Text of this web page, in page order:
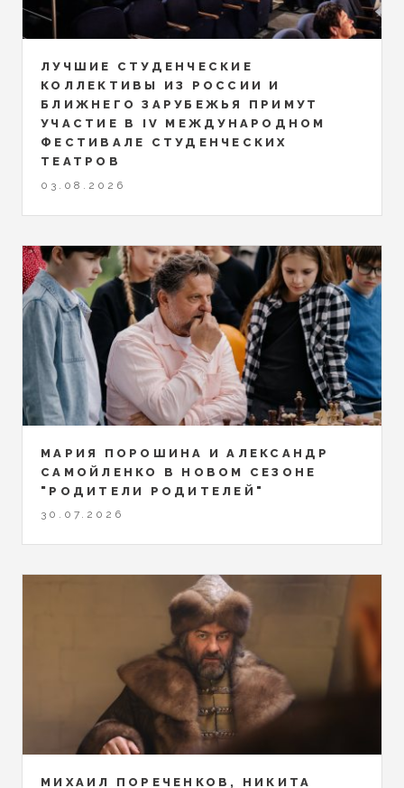
ЛУЧШИЕ СТУДЕНЧЕСКИЕ
КОЛЛЕКТИВЫ ИЗ РОССИИ И
БЛИЖНЕГО ЗАРУБЕЖЬЯ ПРИМУТ
УЧАСТИЕ В IV МЕЖДУНАРОДНОМ
ФЕСТИВАЛЕ СТУДЕНЧЕСКИХ
ТЕАТРОВ
03.08.2026
МАРИЯ ПОРОШИНА И АЛЕКСАНДР
САМОЙЛЕНКО В НОВОМ СЕЗОНЕ
"РОДИТЕЛИ РОДИТЕЛЕЙ"
30.07.2026
МИХАИЛ ПОРЕЧЕНКОВ, НИКИТА